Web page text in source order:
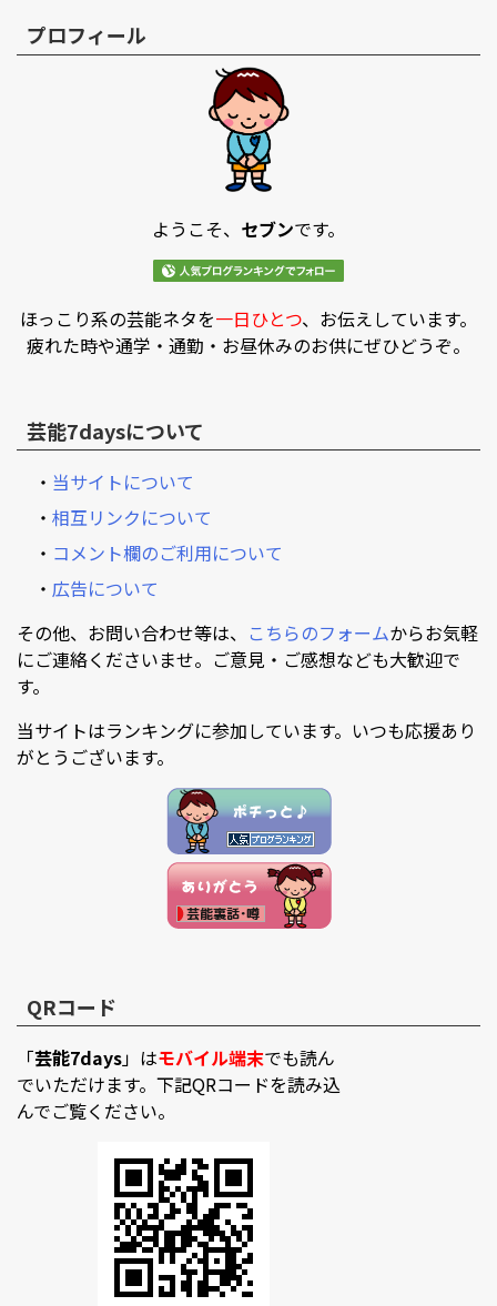
プロフィール
ようこそ、 セブンです。
ほっこり系の芸能ネタを一日ひとつ、お伝えしています。
疲れた時や通学・通勤・お昼休みのお供にぜひどうぞ。
芸能7daysについて
・ 当サイトについて
・ 相互リンクについて
・ コメント欄のご利用について
・ 広告について
その他、お問い合わせ等は、 こちらのフォームからお気軽
にご連絡くださいませ。ご意見・ご感想なども大歓迎で
す。
当サイトはランキングに参加しています。いつも応援あり
がとうございます。
QRコード
「芸能7days」はモバイル端末でも読ん
でいただけます。下記QRコードを読み込
んでご覧ください。